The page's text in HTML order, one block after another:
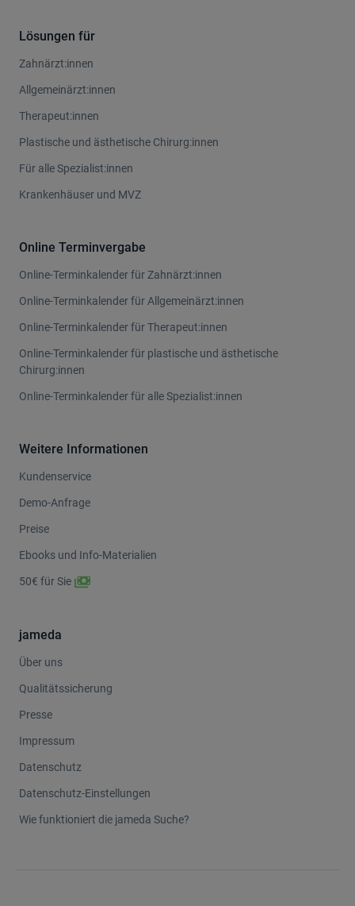
Lösungen für
Zahnärzt:innen
Allgemeinärzt:innen
Therapeut:innen
Plastische und ästhetische Chirurg:innen
Für alle Spezialist:innen
Krankenhäuser und MVZ
Online Terminvergabe
Online-Terminkalender für Zahnärzt:innen
Online-Terminkalender für Allgemeinärzt:innen
Online-Terminkalender für Therapeut:innen
Online-Terminkalender für plastische und ästhetische
Chirurg:innen
Online-Terminkalender für alle Spezialist:innen
Weitere Informationen
Kundenservice
Demo-Anfrage
Preise
Ebooks und Info-Materialien
50€ für Sie
jameda
Über uns
Qualitätssicherung
Presse
Impressum
Datenschutz
Datenschutz-Einstellungen
Wie funktioniert die jameda Suche?